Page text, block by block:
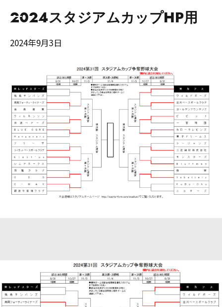
2024スタジアムカップHP用
2024年9月3日